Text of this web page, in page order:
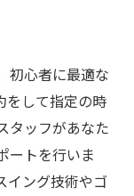
初心者に最適な
をして指定の時
タッフがあなた
ートを行いま
イング技術やゴ